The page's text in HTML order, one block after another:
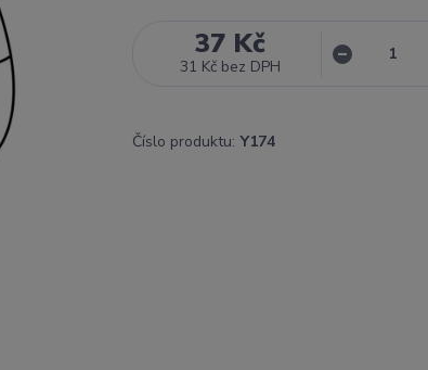
37 Kč
31 Kč bez DPH
Číslo produktu: Y174